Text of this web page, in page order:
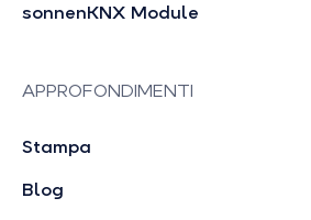
sonnenKNX Module
APPROFONDIMENTI
Stampa
Blog